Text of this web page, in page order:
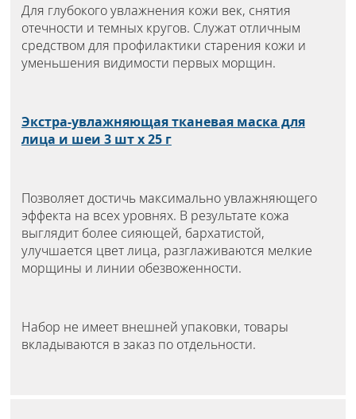
Для глубокого увлажнения кожи век, снятия
отечности и темных кругов. Служат отличным
средством для профилактики старения кожи и
уменьшения видимости первых морщин.
Экстра-увлажняющая тканевая маска для
лица и шеи 3 шт х 25 г
Позволяет достичь максимально увлажняющего
эффекта на всех уровнях. В результате кожа
выглядит более сияющей, бархатистой,
улучшается цвет лица, разглаживаются мелкие
морщины и линии обезвоженности.
Набор не имеет внешней упаковки, товары
вкладываются в заказ по отдельности.